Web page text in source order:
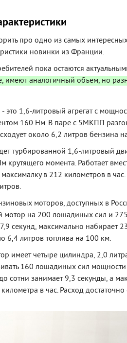
про одно из самых
новинки из Франции.
пока остаются
имеют аналогичный объем, но
это 1,6-литровый агрегат с
160 Нм. В паре с 5МКПП
около 6,2 литров бензина
турбированной 1,6-литровый
крутящего момента. Работает
в 212 километров в
моторов, доступных в
мотор на 200 лошадиных сил и
7,9 секунд, максимально набирает
6,4 литров топлива на 100 км.
имеет четыре цилиндра, 2,0
160 лошадиных сил
сотни занимает 9,3 секунды, а
километра в час. Расход